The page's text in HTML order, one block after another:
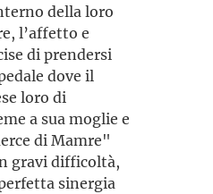
della loro
l’affetto e
di prendersi
dove il
loro di
a sua moglie e
di Mamre"
gravi difficoltà,
sinergia